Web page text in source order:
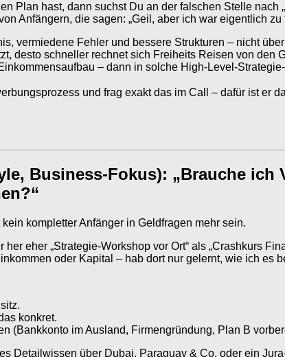
Plan hast, dann suchst Du an der falschen Stelle nach
Anfängern, die sagen: „Geil, aber ich war eigentlich zu
vermiedene Fehler und bessere Strukturen – nicht
desto schneller rechnet sich Freiheits Reisen von den
– dann in solche High-Level-
und frag exakt das im Call – dafür ist er
Business-Fokus): „Brauche
kompletter Anfänger in Geldfragen mehr sein.
eher „Strategie-Workshop vor Ort“ als „Crashkurs
oder Kapital – hab dort nur gelernt, wie ich es
konkret.
(Bankkonto im Ausland, Firmengründung, Plan B
Detailwissen über Dubai, Paraguay & Co, oder ein